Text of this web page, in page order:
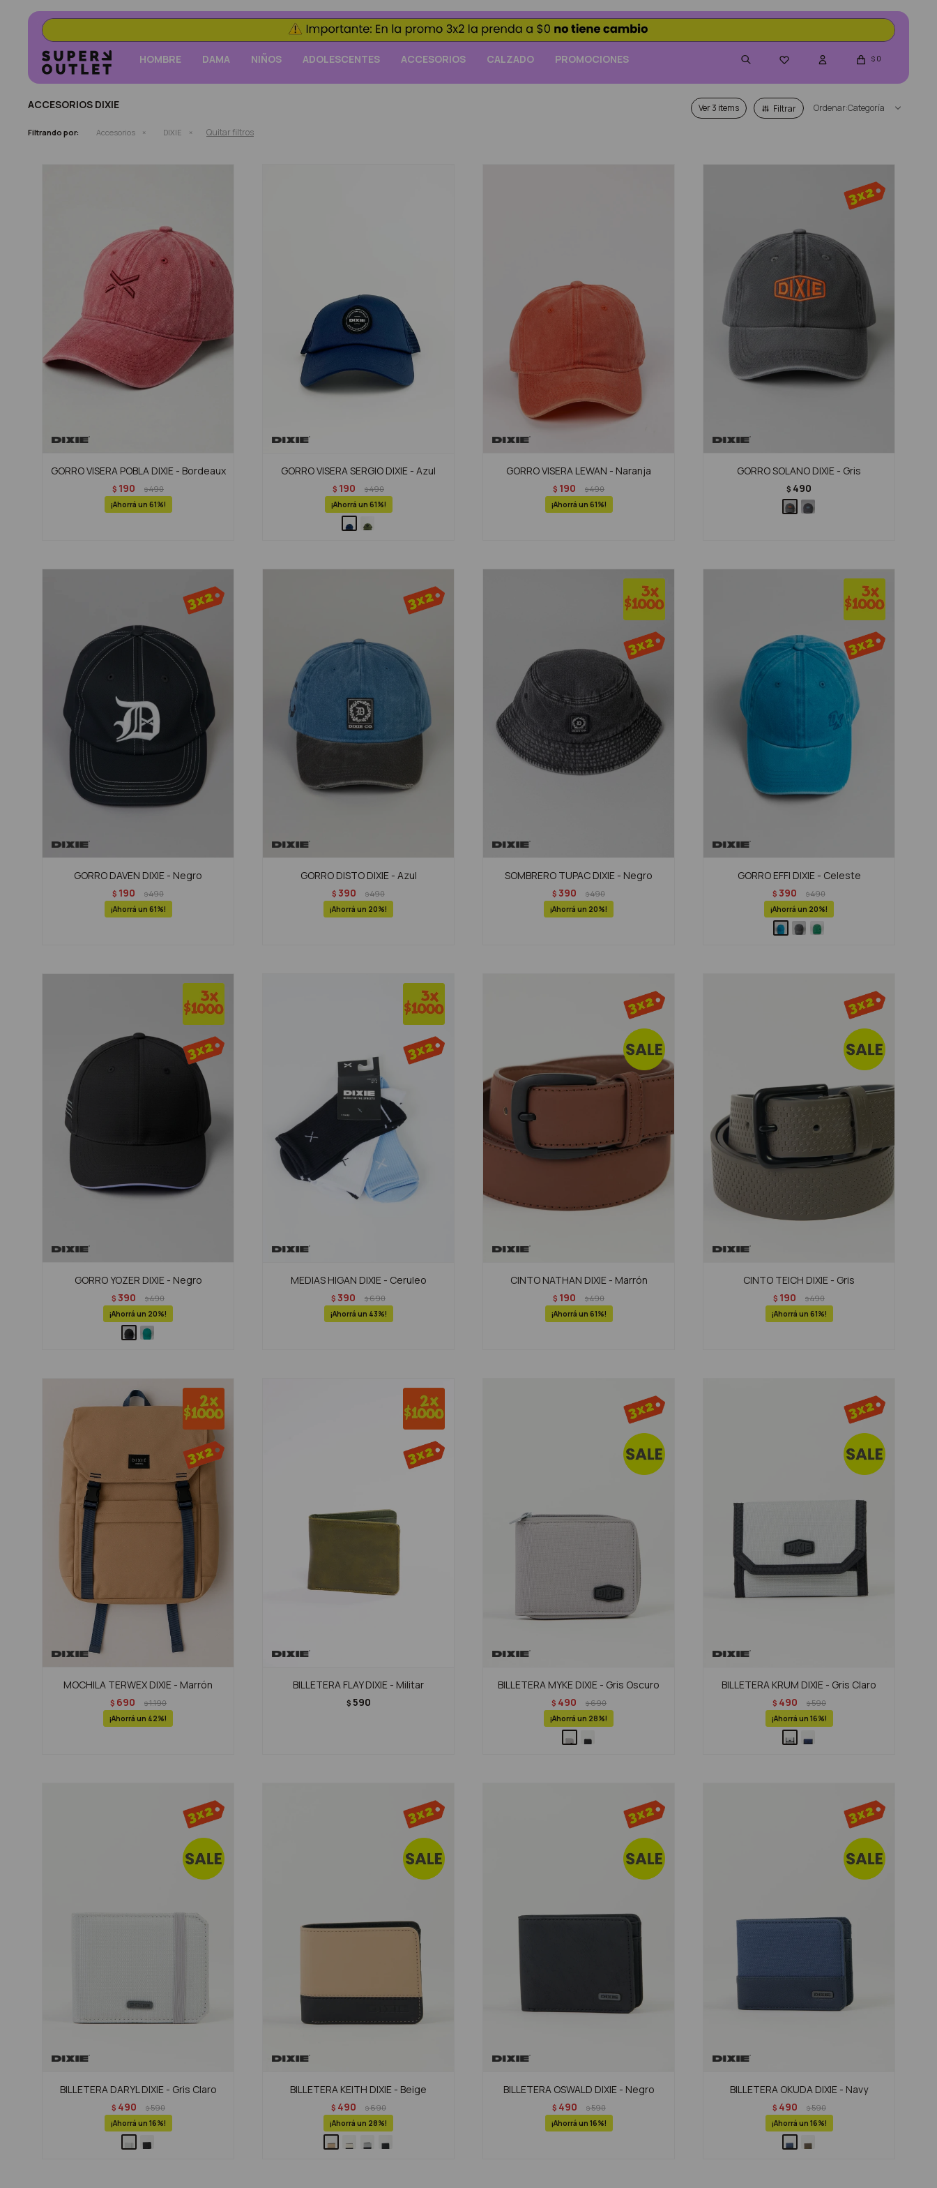
HOMBRE DAMA NIÑOS ADOLESCENTES ACCESORIOS CALZADO PROMOCIONES  $ 0
ACCESORIOS DIXIE Ver Categoría
Filtrando por: Accesorios DIXIE Quitar filtros
GORRO VISERA POBLA DIXIE - Bordeaux
$ 190 $490
61
GORRO VISERA SERGIO DIXIE - Azul
$ 190 $490
61
GORRO VISERA LEWAN - Naranja
$ 190 $490
61
GORRO SOLANO DIXIE - Gris
$ 490
GORRO DAVEN DIXIE - Negro
$ 190 $490
61
GORRO DISTO DIXIE - Azul
$ 390 $490
20
SOMBRERO TUPAC DIXIE - Negro
$ 390 $490
20
GORRO EFFI DIXIE - Celeste
$ 390 $490
20
GORRO YOZER DIXIE - Negro
$ 390 $490
20
MEDIAS HIGAN DIXIE - Ceruleo
$ 390 $690
43
CINTO NATHAN DIXIE - Marrón
$ 190 $490
61
CINTO TEICH DIXIE - Gris
$ 190 $490
61
MOCHILA TERWEX DIXIE - Marrón
$ 690 $1.190
42
BILLETERA FLAY DIXIE - Militar
$ 590
BILLETERA MYKE DIXIE - Gris Oscuro
$ 490 $690
28
BILLETERA KRUM DIXIE - Gris Claro
$ 490 $590
16
BILLETERA DARYL DIXIE - Gris Claro
$ 490 $590
16
BILLETERA KEITH DIXIE - Beige
$ 490 $690
28
BILLETERA OSWALD DIXIE - Negro
$ 490 $590
16
BILLETERA OKUDA DIXIE - Navy
$ 490 $590
16